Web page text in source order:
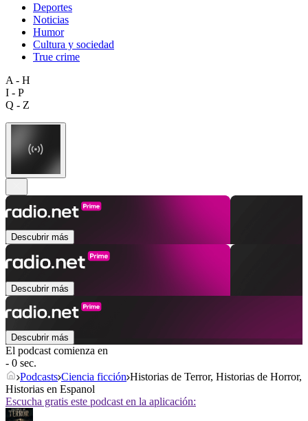
Deportes
Noticias
Humor
Cultura y sociedad
True crime
A - H
I - P
Q - Z
Descubrir más
Descubrir más
Descubrir más
El podcast comienza en
- 0 sec.
Podcasts Ciencia ficción Historias de Terror, Historias de Horror,
Historias en Espanol
Escucha gratis este podcast en la aplicación: